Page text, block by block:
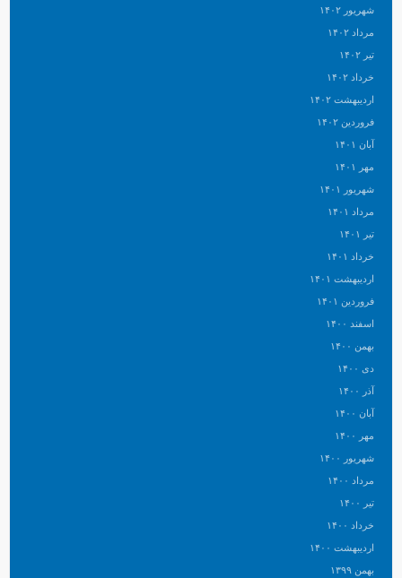
شهریور ۱۴۰۲
مرداد ۱۴۰۲
تیر ۱۴۰۲
خرداد ۱۴۰۲
اردیبهشت ۱۴۰۲
فروردین ۱۴۰۲
آبان ۱۴۰۱
مهر ۱۴۰۱
شهریور ۱۴۰۱
مرداد ۱۴۰۱
تیر ۱۴۰۱
خرداد ۱۴۰۱
اردیبهشت ۱۴۰۱
فروردین ۱۴۰۱
اسفند ۱۴۰۰
بهمن ۱۴۰۰
دی ۱۴۰۰
آذر ۱۴۰۰
آبان ۱۴۰۰
مهر ۱۴۰۰
شهریور ۱۴۰۰
مرداد ۱۴۰۰
تیر ۱۴۰۰
خرداد ۱۴۰۰
اردیبهشت ۱۴۰۰
بهمن ۱۳۹۹